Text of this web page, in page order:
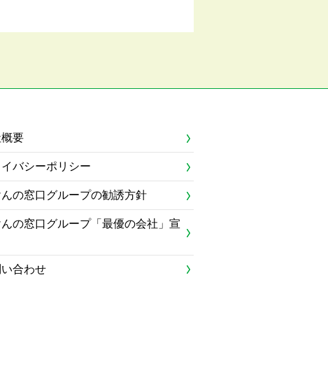
要
バシーポリシー
の窓口グループの勧誘方針
の窓口グループ「最優の会社」宣
合わせ